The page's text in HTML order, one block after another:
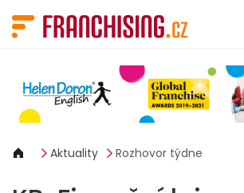
Aktuality Rozhovor týdne